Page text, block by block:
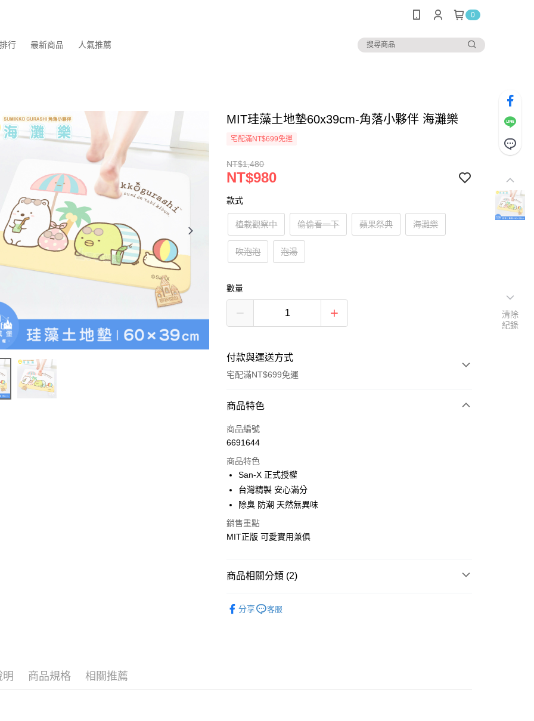
0
行 最新商品 人氣推薦
MIT珪藻土地墊60x39cm-角落小夥伴 海灘樂
宅配滿NT$699免運
NT$1,480
NT$980
款式
植栽觀察中 偷偷看一下 蘋果祭典 海灘樂
吹泡泡 泡湯
數量
付款與運送方式
宅配滿NT$699免運
付款方式
信用卡一次付款
Apple Pay
街口支付
Google Pay
商品特色
商品編號
6691644
商品特色
San-X 正式授權
台灣精製 安心滿分
除臭 防潮 天然無異味
銷售重點
MIT正版 可愛實用兼俱
商品相關分類 (2)
分享 客服
明 商品規格 相關推薦
清除
紀錄